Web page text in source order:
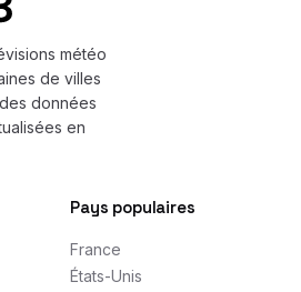
météo
de villes
données
en
Pays populaires
France
États-Unis